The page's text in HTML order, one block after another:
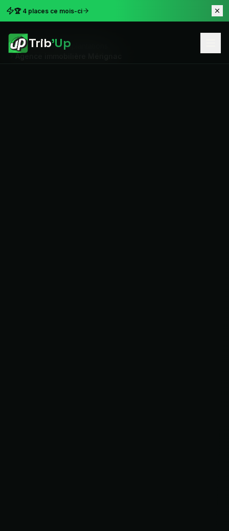
🏆 4 places ce mois-ci
Trib'Up
Accueil
Nos implantations
Agence immobilière Mérignac